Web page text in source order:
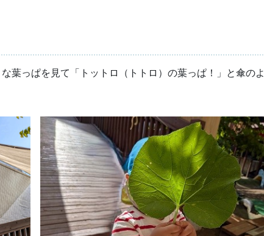
葉っぱを見て「トットロ（トトロ）の葉っぱ！」と傘のよ